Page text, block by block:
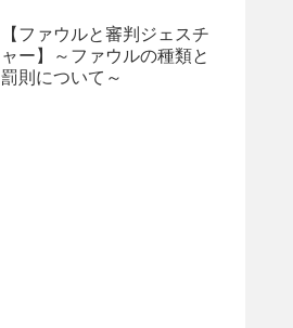
【ファウルと審判ジェスチ
ャー】～ファウルの種類と
罰則について～